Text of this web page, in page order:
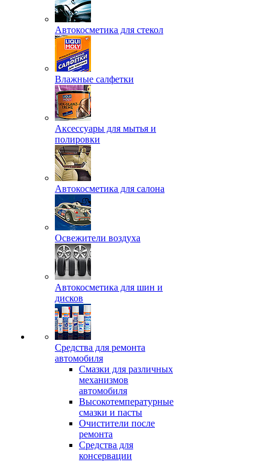
Автокосметика для стекол
Влажные салфетки
Аксессуары для мытья и
полировки
Автокосметика для салона
Освежители воздуха
Автокосметика для шин и
дисков
Средства для ремонта
автомобиля
Смазки для различных
механизмов
автомобиля
Высокотемпературные
смазки и пасты
Очистители после
ремонта
Средства для
консервации